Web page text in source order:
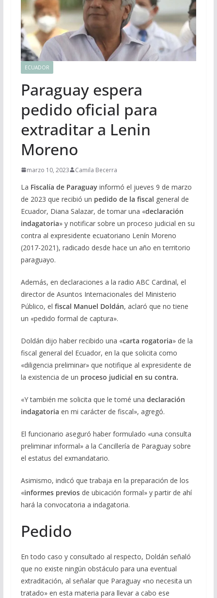
ECUADOR
Paraguay espera
pedido oficial para
extraditar a Lenin
Moreno
marzo 10, 2023 Camila Becerra
La Fiscalía de Paraguayinformó el jueves 9 de marzo
de 2023 que recibió un pedido de la fiscal general de
Ecuador, Diana Salazar, de tomar una «declaración
indagatoria» y notificar sobre un proceso judicial en su
contra al expresidente ecuatoriano Lenín Moreno
(2017-2021), radicado desde hace un año en territorio
paraguayo.
Además, en declaraciones a la radio ABC Cardinal, el
director de Asuntos Internacionales del Ministerio
Público, el fiscal Manuel Doldán, aclaró que no tiene
un «pedido formal de captura».
Doldán dijo haber recibido una «carta rogatoria» de la
fiscal general del Ecuador, en la que solicita como
«diligencia preliminar» que notifique al expresidente de
la existencia de un proceso judicial en su contra.
«Y también me solicita que le tomé una declaración
indagatoria en mi carácter de fiscal», agregó.
El funcionario aseguró haber formulado «una consulta
preliminar informal» a la Cancillería de Paraguay sobre
el estatus del exmandatario.
Asimismo, indicó que trabaja en la preparación de los
«informes previosde ubicación formal» y partir de ahí
hará la convocatoria a indagatoria.
Pedido
En todo caso y consultado al respecto, Doldán señaló
que no existe ningún obstáculo para una eventual
extraditación, al señalar que Paraguay «no necesita un
tratado» en esta materia para llevar a cabo ese